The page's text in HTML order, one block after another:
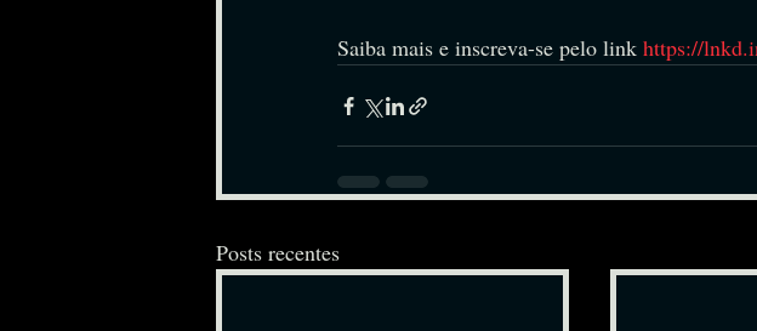
Saiba mais e inscreva-se pelo link https://
Posts recentes